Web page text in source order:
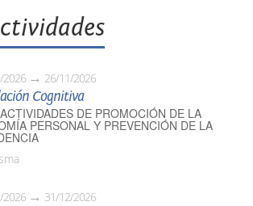
2026 26/11/2026
Cognitiva
DE PROMOCIÓN DE LA
PERSONAL Y PREVENCIÓN DE LA
2026 31/12/2026